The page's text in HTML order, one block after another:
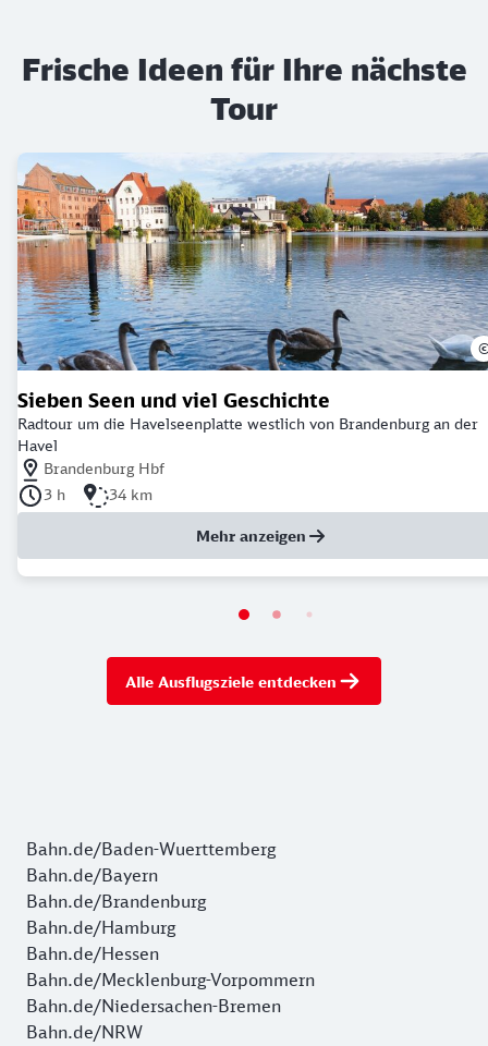
Frische Ideen für Ihre nächste
Tour
Sieben Seen und viel Geschichte
Radtour um die Havelseenplatte westlich von Brandenburg an der
Havel
Nächstgelegener Bahnhof: Brandenburg Hbf
Brandenburg Hbf
Dauer der Tour: 3 Stunden
3 h Länge der Tour: 34 Kilometer
34 km
Mehr anzeigen
Alle Ausflugsziele entdecken
Bahn.de/Baden-Wuerttemberg
Bahn.de/Bayern
Bahn.de/Brandenburg
Bahn.de/Hamburg
Bahn.de/Hessen
Bahn.de/Mecklenburg-Vorpommern
Bahn.de/Niedersachen-Bremen
Bahn.de/NRW